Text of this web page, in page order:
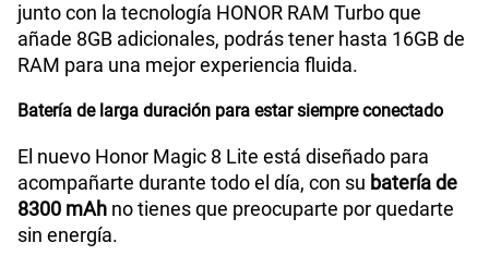
junto con la tecnología HONOR RAM Turbo que
añade 8GB adicionales, podrás tener hasta 16GB de
RAM para una mejor experiencia fluida.
Batería de larga duración para estar siempre conectado
El nuevo Honor Magic 8 Lite está diseñado para
acompañarte durante todo el día, con su batería de
8300 mAh no tienes que preocuparte por quedarte
sin energía.